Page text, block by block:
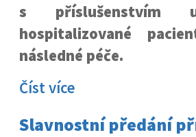
s příslušenstvím
hospitalizované
následné péče.
Číst více
Slavnostní předání